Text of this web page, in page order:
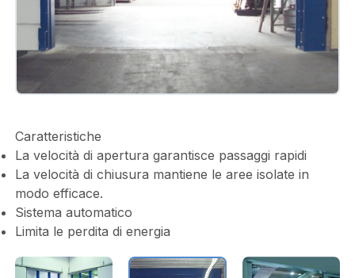
Caratteristiche
La velocità di apertura garantisce passaggi rapidi
La velocità di chiusura mantiene le aree isolate in
modo efficace.
Sistema automatico
Limita le perdita di energia